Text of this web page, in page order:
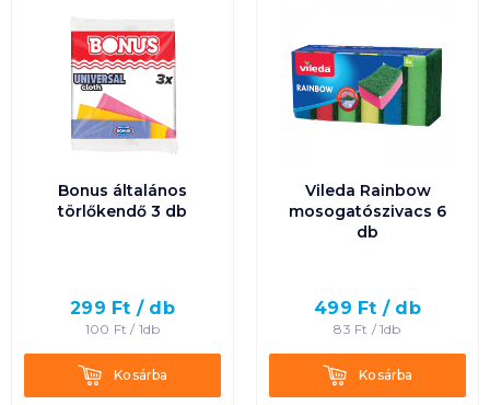
Bonus általános
törlőkendő 3 db
299 Ft / db
100 Ft / 1db
KosárbaKosárba
Vileda Rainbow
mosogatószivacs 6
db
499 Ft / db
83 Ft / 1db
KosárbaKosárba